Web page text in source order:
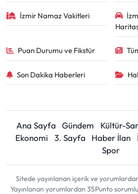
İzmir Namaz Vakitleri
Puan Durumu ve Fikstür
Son Dakika Haberleri
Ana Sayfa Gündem Kültür-
Ekonomi
3. Sayfa Haber İlan
Spor
Sitede yayınlanan içerik ve
Yayınlanan yorumlardan 35Punto